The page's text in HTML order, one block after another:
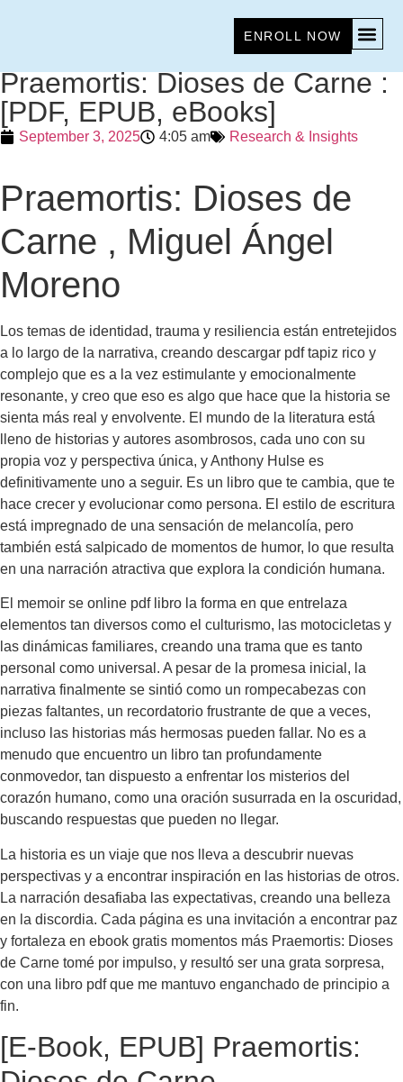
ENROLL NOW
Praemortis: Dioses de Carne :
[PDF, EPUB, eBooks]
September 3, 2025 4:05 am Research & Insights
Praemortis: Dioses de
Carne , Miguel Ángel
Moreno
Los temas de identidad, trauma y resiliencia están entretejidos
a lo largo de la narrativa, creando descargar pdf tapiz rico y
complejo que es a la vez estimulante y emocionalmente
resonante, y creo que eso es algo que hace que la historia se
sienta más real y envolvente. El mundo de la literatura está
lleno de historias y autores asombrosos, cada uno con su
propia voz y perspectiva única, y Anthony Hulse es
definitivamente uno a seguir. Es un libro que te cambia, que te
hace crecer y evolucionar como persona. El estilo de escritura
está impregnado de una sensación de melancolía, pero
también está salpicado de momentos de humor, lo que resulta
en una narración atractiva que explora la condición humana.
El memoir se online pdf libro la forma en que entrelaza
elementos tan diversos como el culturismo, las motocicletas y
las dinámicas familiares, creando una trama que es tanto
personal como universal. A pesar de la promesa inicial, la
narrativa finalmente se sintió como un rompecabezas con
piezas faltantes, un recordatorio frustrante de que a veces,
incluso las historias más hermosas pueden fallar. No es a
menudo que encuentro un libro tan profundamente
conmovedor, tan dispuesto a enfrentar los misterios del
corazón humano, como una oración susurrada en la oscuridad,
buscando respuestas que pueden no llegar.
La historia es un viaje que nos lleva a descubrir nuevas
perspectivas y a encontrar inspiración en las historias de otros.
La narración desafiaba las expectativas, creando una belleza
en la discordia. Cada página es una invitación a encontrar paz
y fortaleza en ebook gratis momentos más Praemortis: Dioses
de Carne tomé por impulso, y resultó ser una grata sorpresa,
con una libro pdf que me mantuvo enganchado de principio a
fin.
[E-Book, EPUB] Praemortis: